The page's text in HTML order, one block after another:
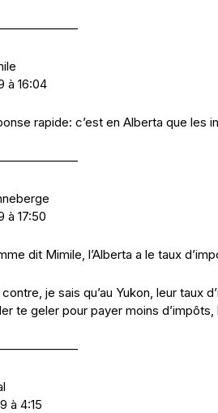
à 16:04
rapide: c’est en Alberta que les
à 17:50
dit Mimile, l’Alberta a le taux
contre, je sais qu’au Yukon, leur taux
te geler pour payer moins d’impôts,
à 4:15